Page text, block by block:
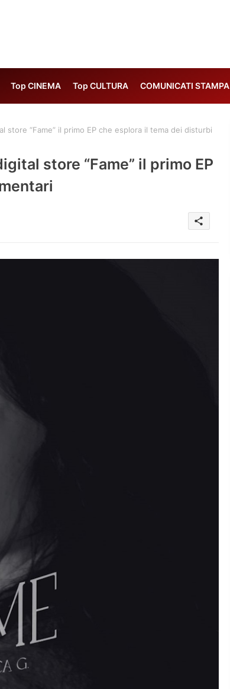
Top CINEMA Top CULTURA COMUNICATI STAMPA
store “Fame” il primo EP che esplora il tema dei disturbi
store “Fame” il primo EP
share